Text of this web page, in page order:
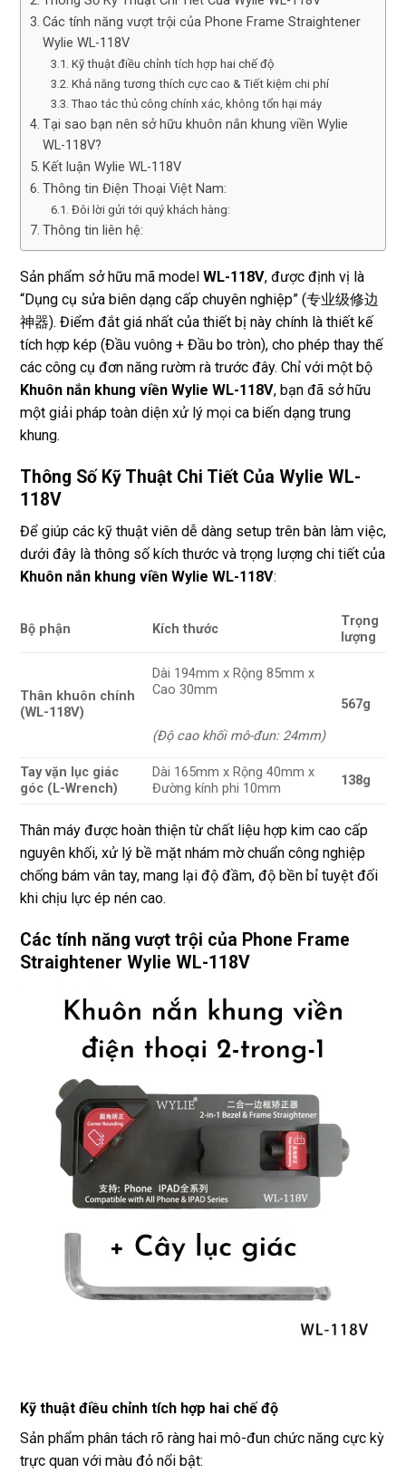
Các tính năng vượt trội của Phone Frame Straightener
Wylie WL-118V
Kỹ thuật điều chỉnh tích hợp hai chế độ
Khả năng tương thích cực cao & Tiết kiệm chi phí
Thao tác thủ công chính xác, không tổn hại máy
Tại sao bạn nên sở hữu khuôn nắn khung viền Wylie
WL-118V?
Kết luận Wylie WL-118V
Thông tin Điện Thoại Việt Nam:
Đôi lời gửi tới quý khách hàng:
Thông tin liên hệ:
Sản phẩm sở hữu mã model WL-118V, được định vị là
“Dụng cụ sửa biên dạng cấp chuyên nghiệp” (专业级修边
神器). Điểm đắt giá nhất của thiết bị này chính là thiết kế
tích hợp kép (Đầu vuông + Đầu bo tròn), cho phép thay thế
các công cụ đơn năng rườm rà trước đây. Chỉ với một bộ
Khuôn nắn khung viền Wylie WL-118V, bạn đã sở hữu
một giải pháp toàn diện xử lý mọi ca biến dạng trung
khung.
Thông Số Kỹ Thuật Chi Tiết Của Wylie WL-
118V
Để giúp các kỹ thuật viên dễ dàng setup trên bàn làm việc,
dưới đây là thông số kích thước và trọng lượng chi tiết của
Khuôn nắn khung viền Wylie WL-118V:
Bộ phận Kích thước
Trọng
lượng
Thân khuôn chính
(WL-118V)
Dài 194mmx Rộng 85mmx
Cao 30mm
(Độ cao khối mô-đun: 24mm)
567g
Tay vặn lục giác
góc (L-Wrench)
Dài 165mm x Rộng 40mm x
Đường kính phi 10mm
138g
Thân máy được hoàn thiện từ chất liệu hợp kim cao cấp
nguyên khối, xử lý bề mặt nhám mờ chuẩn công nghiệp
chống bám vân tay, mang lại độ đầm, độ bền bỉ tuyệt đối
khi chịu lực ép nén cao.
Các tính năng vượt trội của Phone Frame
Straightener Wylie WL-118V
Kỹ thuật điều chỉnh tích hợp hai chế độ
Sản phẩm phân tách rõ ràng hai mô-đun chức năng cực kỳ
trực quan với màu đỏ nổi bật: